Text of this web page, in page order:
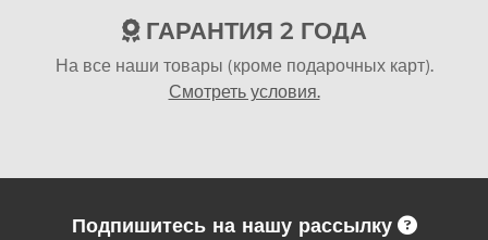
ГАРАНТИЯ 2 ГОДА
На все наши товары (кроме подарочных карт).
Смотреть условия.
Подпишитесь на нашу рассылку